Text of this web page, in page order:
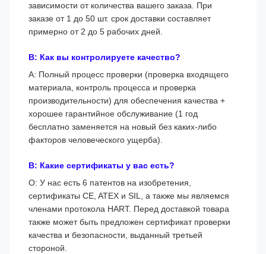
зависимости от количества вашего заказа. При
заказе от 1 до 50 шт. срок доставки составляет
примерно от 2 до 5 рабочих дней.
В: Как вы контролируете качество?
A: Полный процесс проверки (проверка входящего
материала, контроль процесса и проверка
производительности) для обеспечения качества +
хорошее гарантийное обслуживание (1 год
бесплатно заменяется на новый без каких-либо
факторов человеческого ущерба).
В: Какие сертификаты у вас есть?
О: У нас есть 6 патентов на изобретения,
сертификаты CE, ATEX и SIL, а также мы являемся
членами протокола HART. Перед доставкой товара
также может быть предложен сертификат проверки
качества и безопасности, выданный третьей
стороной.